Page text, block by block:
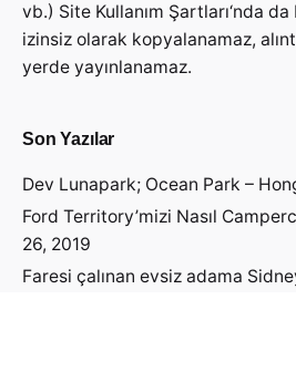
vb.) Site Kullanım Şartları‘nda
izinsiz olarak kopyalanamaz,
yerde yayınlanamaz.
Son Yazılar
Dev Lunapark; Ocean Park –
Ford Territory’mizi Nasıl
26, 2019
Faresi çalınan evsiz adama